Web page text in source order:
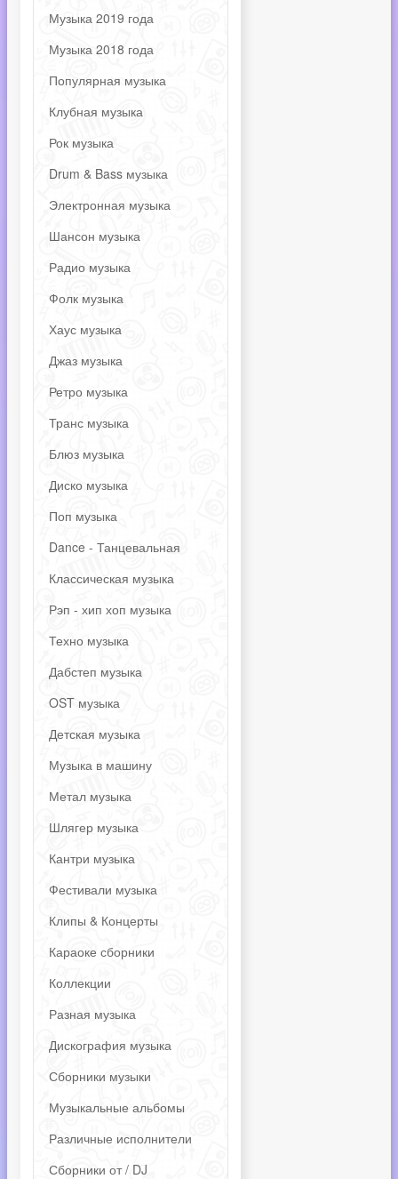
Музыка 2019 года
Музыка 2018 года
Популярная музыка
Клубная музыка
Рок музыка
Drum & Bass музыка
Электронная музыка
Шансон музыка
Радио музыка
Фолк музыка
Хаус музыка
Джаз музыка
Ретро музыка
Транс музыка
Блюз музыка
Диско музыка
Поп музыка
Dance - Танцевальная
Классическая музыка
Рэп - хип хоп музыка
Техно музыка
Дабстеп музыка
OST музыка
Детская музыка
Музыка в машину
Метал музыка
Шлягер музыка
Кантри музыка
Фестивали музыка
Клипы & Концерты
Караоке сборники
Коллекции
Разная музыка
Дискография музыка
Сборники музыки
Музыкальные альбомы
Различные исполнители
Сборники от / DJ